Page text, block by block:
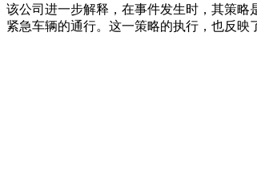
该公司进一步解释，在事件发生时，其策略
紧急车辆的通行。这一策略的执行，也反映